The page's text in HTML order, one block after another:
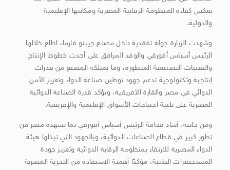
يعكس كفاءة المنظومة الرقابية المصرية ومكانتها الإقليمية
والدولية.
وشهدت الزيارة جولة تفقدية داخل مصنع جيبتو فارما، اطلع خلالها
الرئيس أسياس أفورقي والوفد المرافق على أحدث خطوط الإنتاج
والتقنيات التصنيعية المتطورة، وما يمتلكه المصنع من قدرات
إنتاجية وتكنولوجية تدعم جهود توطين صناعة الدواء وتعزيز الأمن
الدوائي في مصر والقارة الأفريقية، وتؤكد قدرة الصناعة الدوائية
المصرية على تلبية احتياجات الأسواق الإقليمية والإفريقية.
ومن جانبه، أشاد فخامة الرئيس أسياس أفورقي بما تشهده مصر من
تطور كبير في قطاع الصناعات الدوائية، وبالجهود التي تبذلها هيئة
الدواء المصرية للارتقاء بمنظومة الرقابة الدوائية وتعزيز جودة
المستحضرات الطبية، مؤكدًا أهمية الاستفادة من التجربة المصرية